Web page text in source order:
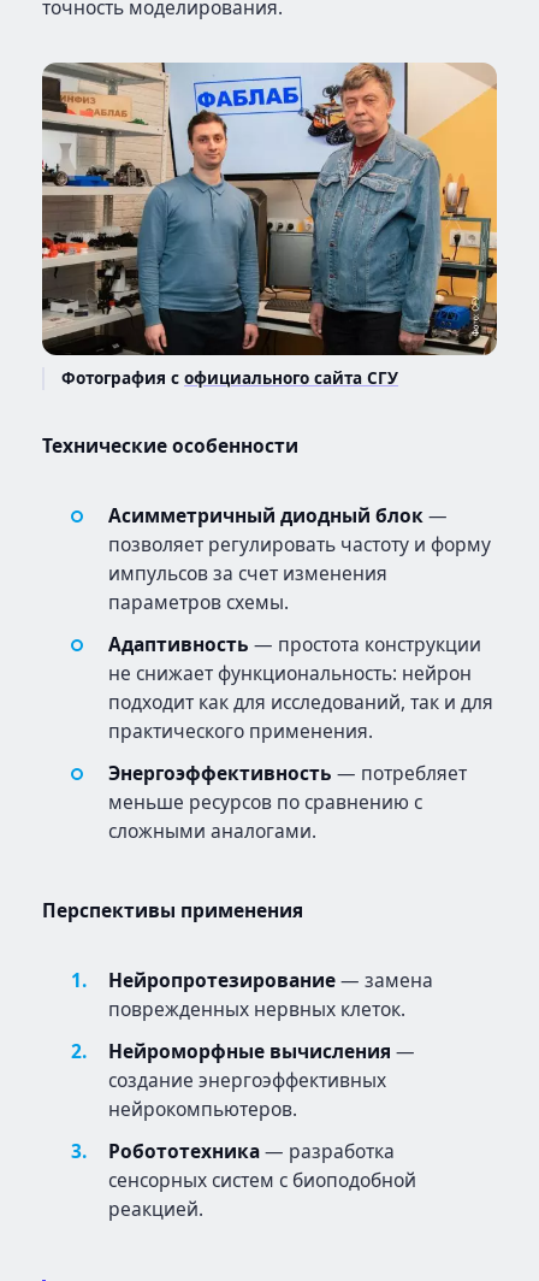
точность моделирования.
Фотография с официального сайта СГУ
Технические особенности
Асимметричный диодный блок—
позволяет регулировать частоту и форму
импульсов за счет изменения
параметров схемы.
Адаптивность — простота конструкции
не снижает функциональность: нейрон
подходит как для исследований, так и для
практического применения.
Энергоэффективность — потребляет
меньше ресурсов по сравнению с
сложными аналогами.
Перспективы применения
Нейропротезирование— замена
поврежденных нервных клеток.
Нейроморфные вычисления —
создание энергоэффективных
нейрокомпьютеров.
Робототехника— разработка
сенсорных систем с биоподобной
реакцией.